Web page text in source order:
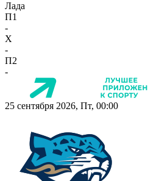
Лада
П1
-
X
-
П2
-
25 сентября 2026, Пт, 00:00